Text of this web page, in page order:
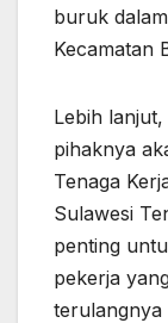
buruk
Kecamatan
Lebih
pihaknya
Tenaga
Sulawesi
penting
pekerja
terulangnya